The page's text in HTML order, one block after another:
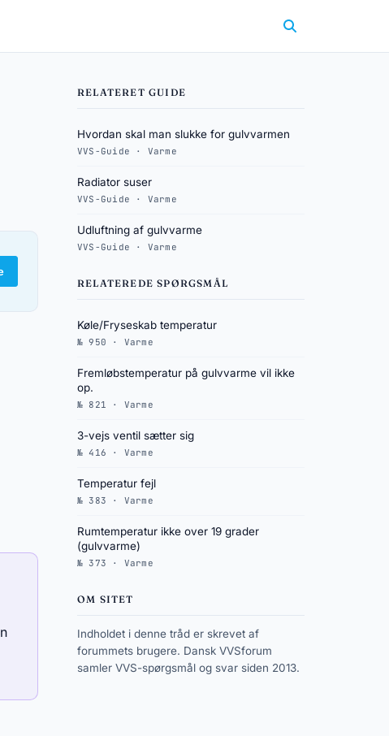
RELATERET GUIDE
Hvordan skal man slukke for gulvvarmen
VVS-Guide · Varme
Radiator suser
VVS-Guide · Varme
Udluftning af gulvvarme
VVS-Guide · Varme
RELATEREDE SPØRGSMÅL
Køle/Fryseskab temperatur
№ 950 · Varme
Fremløbstemperatur på gulvvarme vil ikke
op.
№ 821 · Varme
3-vejs ventil sætter sig
№ 416 · Varme
Temperatur fejl
№ 383 · Varme
Rumtemperatur ikke over 19 grader
(gulvvarme)
№ 373 · Varme
OM SITET
Indholdet i denne tråd er skrevet af
forummets brugere. Dansk VVSforum
samler VVS-spørgsmål og svar siden 2013.